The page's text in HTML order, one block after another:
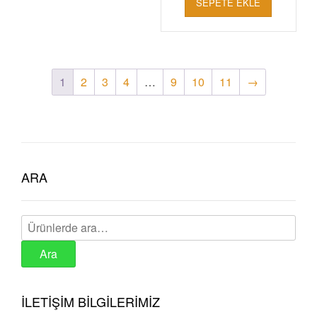
₺ 550,00.
₺ 450,00.
1 2 3 4 … 9 10 11 →
ARA
Ara:
Ara
İLETİŞİM BİLGİLERİMİZ